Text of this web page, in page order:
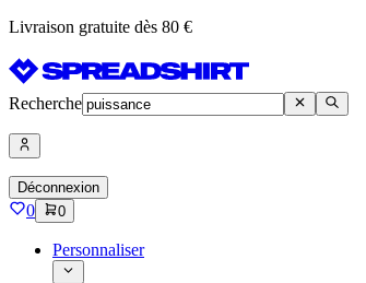
Livraison gratuite dès 80 €
Recherche
Déconnexion
0 0
Personnaliser